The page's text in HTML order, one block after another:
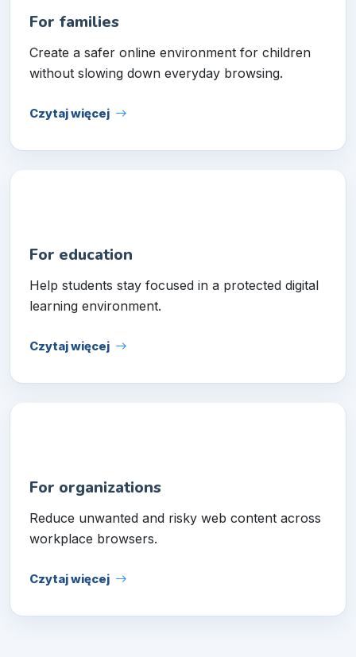
For families
Create a safer online environment for children
without slowing down everyday browsing.
Czytaj więcej
For education
Help students stay focused in a protected digital
learning environment.
Czytaj więcej
For organizations
Reduce unwanted and risky web content across
workplace browsers.
Czytaj więcej